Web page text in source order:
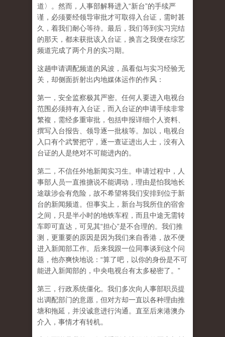
道〉。然而，人事部解释进入“新台”的手续严
谨，必须要经领导审批才可取得入台证，需时甚
久，着我们耐心等待。最后，我们等到实习完结
的那天，都未获批该入台证，换言之我便在综艺
频道完成了两个月的实习期。
这趟申请调配频道的风波，虽看似与实习经验无
关，却侧面折射出内地媒体运作的作风：
第一，安全监察极其严密。任何人要进入电视台
范围必须持有入台证，而入台证的申请手续非常
繁複，需经多重审批，包括申报详细个人资料、
撰写入台报告、领导逐一批核等。加以，电视台
入口有个武警把守，逐一查证进出人士，没有入
台证的人是绝对不可能进内的。
第二，不信任外地新闻实习生。申请过程中，人
事部人员一直推搪说不能调动，理由是怕我地长
途跋涉会有危险，故不希望将我们安排到位于新
台的新闻频道。但事实上，新台与我所住的宿舍
之间，只是半小时的地铁车程，而且中途无需转
车即可直达，可见其“担心”是不合理的。我们推
测，更重要的原因是因为我们来自香港，故不便
进入新闻部工作。后来我跟一位同事谈到这个问
题，他亦爽快地说：“算了吧，以你的身份是不可
能进入新闻部的，中央电视台有太多秘密了。”
第三，行政系统僵化。我们多次向人事部职员提
出调配部门的意愿，但对方却一直以各种理由推
塘和拖延，并没诚意进行沟通。直至后来港澳办
介入，事情才有转机。